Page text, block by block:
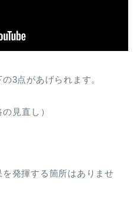
3点があげられます。
見直し）
発揮する箇所はありませ